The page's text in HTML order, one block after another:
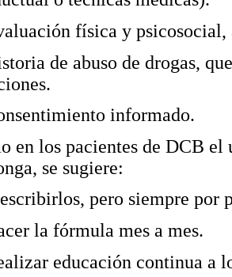
física y psicosocial,
de abuso de drogas,
informado.
en los pacientes de DCB el
se sugiere:
pero siempre por
la fórmula mes a mes.
educación continua a